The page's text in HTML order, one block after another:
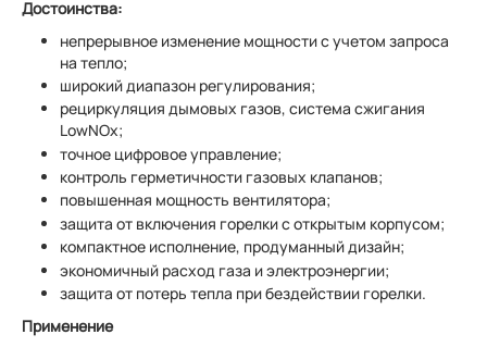
Достоинства:
непрерывное изменение мощности с учетом запроса
на тепло;
широкий диапазон регулирования;
рециркуляция дымовых газов, система сжигания
LowNOx;
точное цифровое управление;
контроль герметичности газовых клапанов;
повышенная мощность вентилятора;
защита от включения горелки с открытым корпусом;
компактное исполнение, продуманный дизайн;
экономичный расход газа и электроэнергии;
защита от потерь тепла при бездействии горелки.
Применение